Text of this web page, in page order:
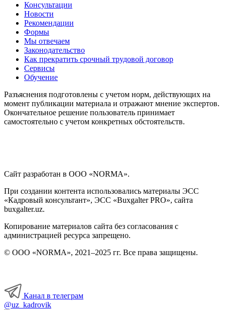
Консультации
Новости
Рекомендации
Формы
Мы отвечаем
Законодательство
Как прекратить срочный трудовой договор
Сервисы
Обучение
Разъяснения подготовлены с учетом норм, действующих на
момент публикации материала и отражают мнение экспертов.
Окончательное решение пользователь принимает
самостоятельно с учетом конкретных обстоятельств.
Сайт разработан в ООО «NORMA».
При создании контента использовались материалы ЭСС
«Кадровый консультант», ЭСС «Buxgalter PRO», сайта
buxgalter.uz.
Копирование материалов сайта без согласования с
администрацией ресурса запрещено.
© ООО «NORMA», 2021–2025 гг. Все права защищены.
Канал в телеграм
@uz_kadrovik